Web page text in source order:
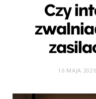
Czy
16 MAJA 2026